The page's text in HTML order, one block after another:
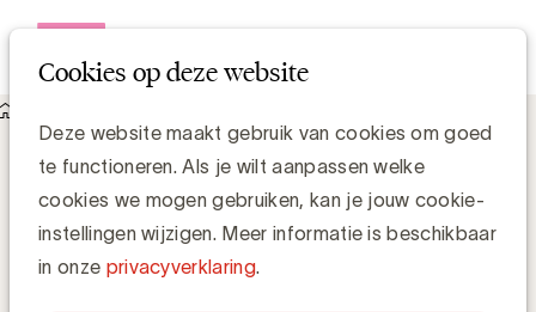
Instore communicatie : Guidelines opgesteld door het
Expertise Center Point-of-Sales Communicatie
Instore communicatie : Guidelines
opgesteld door het Expertise Center
Point-of-Sales Communicatie
Cookies op deze website
Deze website maakt gebruik van cookies om goed
te functioneren. Als je wilt aanpassen welke
cookies we mogen gebruiken, kan je jouw cookie-
instellingen wijzigen. Meer informatie is beschikbaar
in onze privacyverklaring.